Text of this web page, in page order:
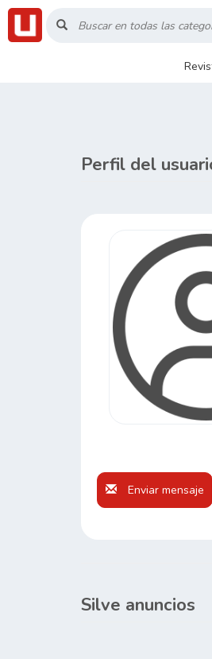
Inicio
Perfil del
Enviar mensaje
Silve anuncios